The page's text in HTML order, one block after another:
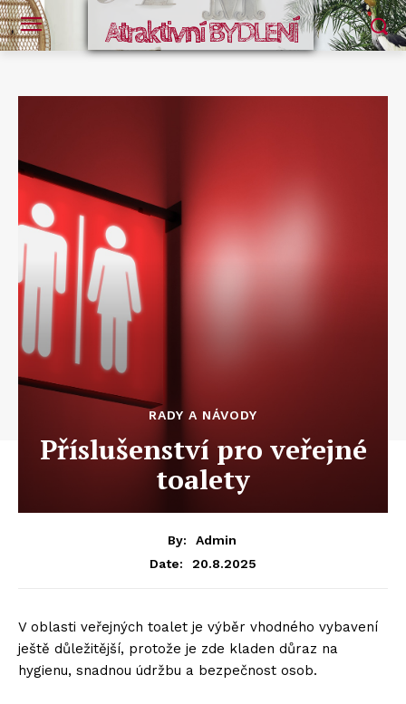
Atraktivní BYDLENÍ
RADY A NÁVODY
Příslušenství pro veřejné
toalety
By:
Admin
Date:
20.8.2025
V oblasti veřejných toalet je výběr vhodného vybavení
ještě důležitější, protože je zde kladen důraz na
hygienu, snadnou údržbu a bezpečnost osob.